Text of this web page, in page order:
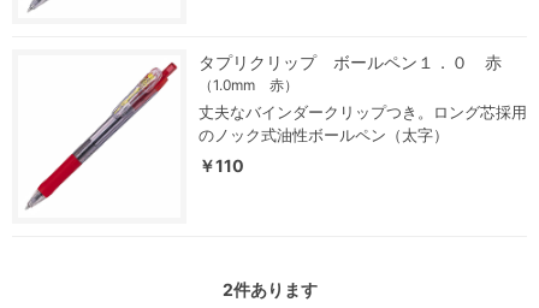
タプリクリップ ボールペン１．０ 赤
（1.0mm 赤）
丈夫なバインダークリップつき。ロング芯採用
のノック式油性ボールペン（太字）
￥110
2件あります